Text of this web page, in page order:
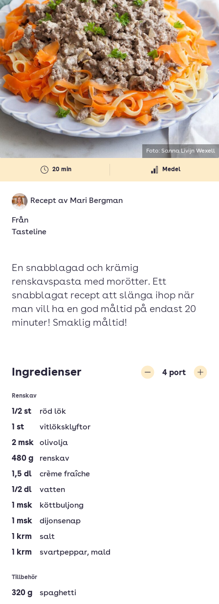
20 min Medel
Recept av Mari Bergman
Från
Tasteline
En snabblagad och krämig
renskavspasta med morötter. Ett
snabblagat recept att slänga ihop när
man vill ha en god måltid på endast 20
minuter! Smaklig måltid!
Foto: Sanna Livijn Wexell
Ingredienser 4 port
Renskav
1/2 st
röd lök
1 st
vitlöksklyftor
2 msk
olivolja
480 g
renskav
1,5 dl
crème fraîche
1/2 dl
vatten
1 msk
köttbuljong
1 msk
dijonsenap
1
krm
salt
1
krm svartpeppar, mald
Tillbehör
320 g
spaghetti